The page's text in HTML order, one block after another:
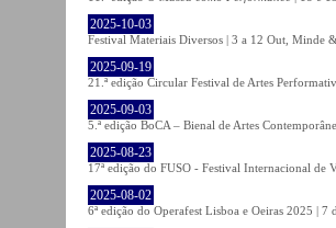
2025-10-03
Festival Materiais Diversos | 3 a 12 Out, Minde
2025-09-19
21.ª edição Circular Festival de Artes
2025-09-03
5.ª edição BoCA – Bienal de Artes
2025-08-23
17ª edição do FUSO - Festival Internacional de
2025-08-02
6ª edição do Operafest Lisboa e Oeiras 2025 |